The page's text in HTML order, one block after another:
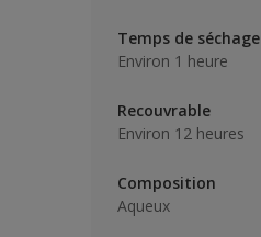
Temps de séchage
Environ 1 heure
Recouvrable
Environ 12 heures
Composition
Aqueux